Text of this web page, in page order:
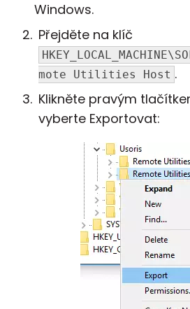
Windows.
Přejděte na klíč
mote Utilities Host .
Klikněte pravým
vyberte Exportovat: